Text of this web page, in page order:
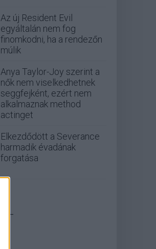
Az új Resident Evil
egyáltalán nem fog
finomkodni, ha a rendezőn
múlik
Anya Taylor-Joy szerint a
nők nem viselkedhetnek
seggfejként, ezért nem
alkalmaznak method
actinget
Elkezdődött a Severance
harmadik évadának
forgatása